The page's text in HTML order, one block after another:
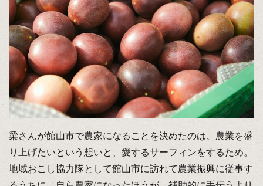
梁さんが館山市で農家になることを決めたのは、農業を盛
り上げたいという想いと、愛するサーフィンをするため。
地域おこし協力隊として館山市に訪れて農業振興に従事す